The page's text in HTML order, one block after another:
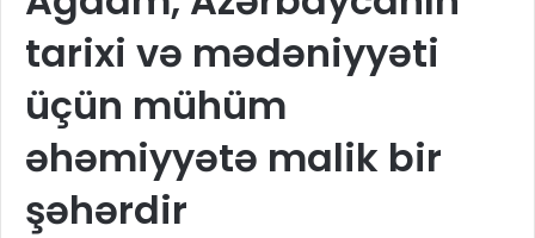
tarixi və mədəniyyəti
üçün mühüm
əhəmiyyətə malik bir
şəhərdir